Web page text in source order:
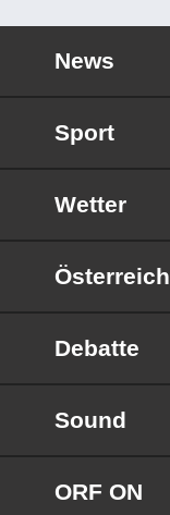
News
Sport
Wetter
Österreich
Debatte
Sound
ORF ON